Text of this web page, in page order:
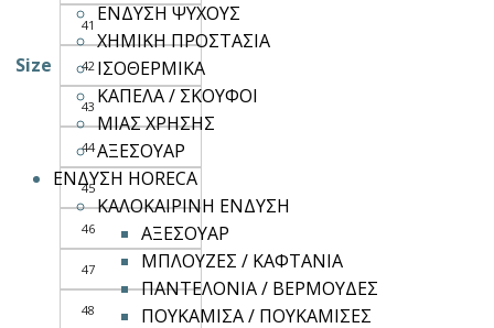
ΕΝΔΥΣΗ ΨΥΧΟΥΣ
ΧΗΜΙΚΗ ΠΡΟΣΤΑΣΙΑ
ΙΣΟΘΕΡΜΙΚΑ
ΚΑΠΕΛΑ / ΣΚΟΥΦΟΙ
ΜΙΑΣ ΧΡΗΣΗΣ
ΑΞΕΣΟΥΑΡ
ΕΝΔΥΣΗ HORECA
ΚΑΛΟΚΑΙΡΙΝΗ ΕΝΔΥΣΗ
ΑΞΕΣΟΥΑΡ
ΜΠΛΟΥΖΕΣ / ΚΑΦΤΑΝΙΑ
ΠΑΝΤΕΛΟΝΙΑ / ΒΕΡΜΟΥΔΕΣ
ΠΟΥΚΑΜΙΣΑ / ΠΟΥΚΑΜΙΣΕΣ
Size
41
42
43
44
45
46
47
48